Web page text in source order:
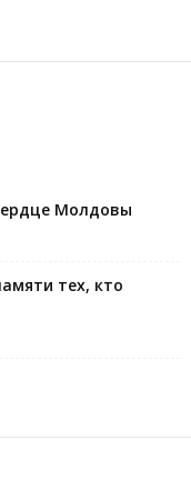
Молдовы
тех, кто